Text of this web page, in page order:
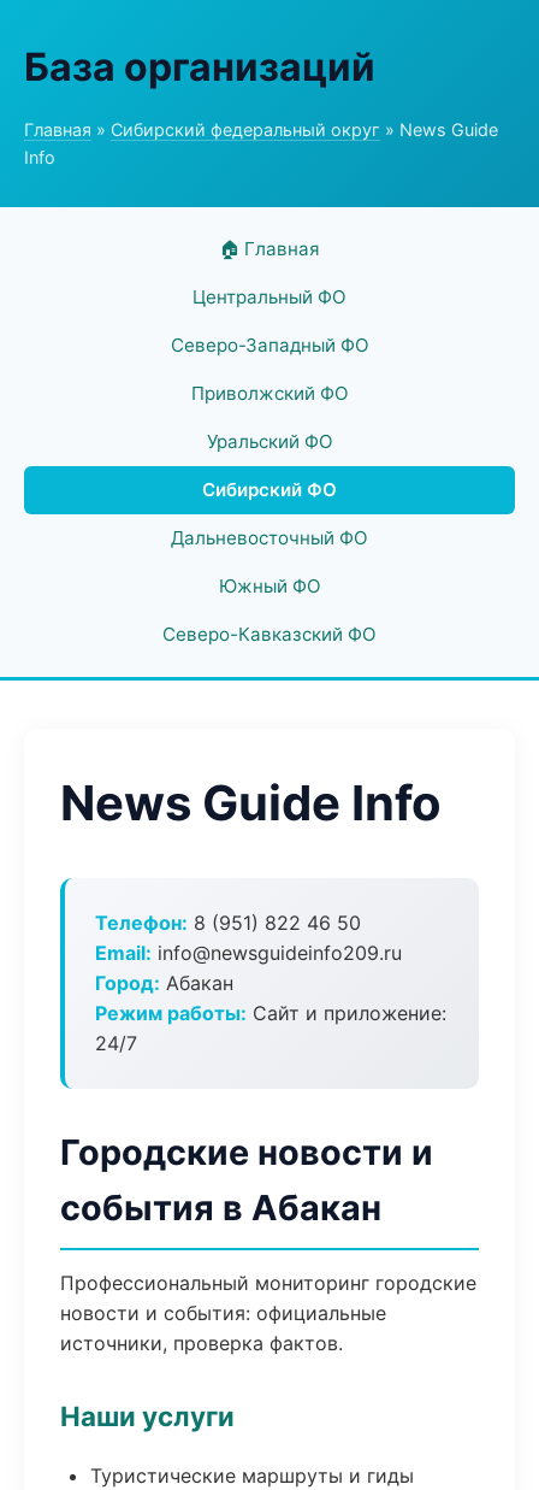
База организаций
Главная » Сибирский федеральный округ » News Guide
Info
🏠 Главная
Центральный ФО
Северо-Западный ФО
Приволжский ФО
Уральский ФО
Сибирский ФО
Дальневосточный ФО
Южный ФО
Северо-Кавказский ФО
News Guide Info
Телефон: 8 (951) 822 46 50
Email: info@newsguideinfo209.ru
Город: Абакан
Режим работы: Сайт и приложение:
24/7
Городские новости и
события в Абакан
Профессиональный мониторинг городские
новости и события: официальные
источники, проверка фактов.
Наши услуги
Туристические маршруты и гиды